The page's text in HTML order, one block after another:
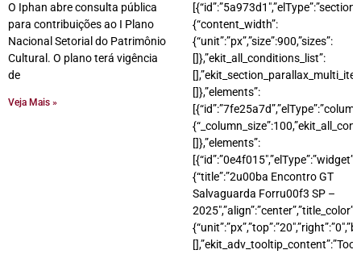
O Iphan abre consulta pública
para contribuições ao I Plano
Nacional Setorial do Patrimônio
Cultural. O plano terá vigência
de
Veja Mais »
{“content_width”:
{“unit”:”px”,”size”:900,”sizes”:
[]},”ekit_all_conditions_list”:
[]},”elements”:
[]},”elements”:
{“title”:”2u00ba Encontro GT
Salvaguarda Forru00f3 SP –